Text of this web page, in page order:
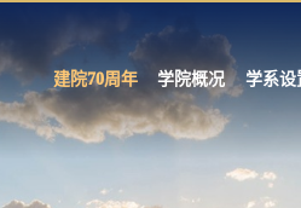
建院70周年
学院概况 学系设